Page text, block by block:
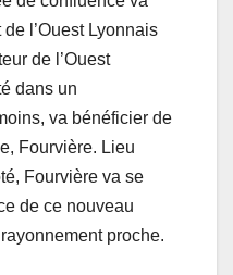
l’Ouest Lyonnais
de l’Ouest
dans un
va bénéficier de
Fourvière. Lieu
Fourvière va se
de ce nouveau
proche.